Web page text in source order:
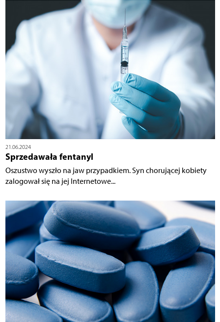
21.06.2024
Sprzedawała fentanyl
Oszustwo wyszło na jaw przypadkiem. Syn chorującej kobiety
zalogował się na jej Internetowe...